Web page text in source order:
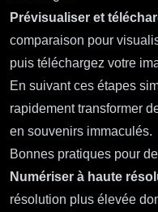
Prévisualiser et
comparaison pour
puis téléchargez votre
En suivant ces étapes
rapidement transformer
en souvenirs immaculés.
Bonnes pratiques pour
Numériser à haute
résolution plus élevée